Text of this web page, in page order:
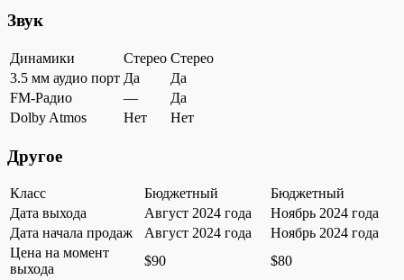
Звук
Динамики Стерео Стерео
3.5 мм аудио порт Да
Да
FM-Радио
—
Да
Dolby Atmos
Нет Нет
Другое
Класс Бюджетный
Бюджетный
Дата выхода
Август 2024 года
Ноябрь 2024 года
Дата начала продаж
Август 2024 года
Ноябрь 2024 года
Цена на момент
выхода
$90 $80